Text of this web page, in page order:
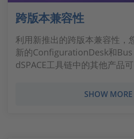
跨版本兼容性
利用新推出的跨版本兼容性，
新的ConfigurationDesk和Bus
dSPACE工具链中的其他产品可
SHOW MORE